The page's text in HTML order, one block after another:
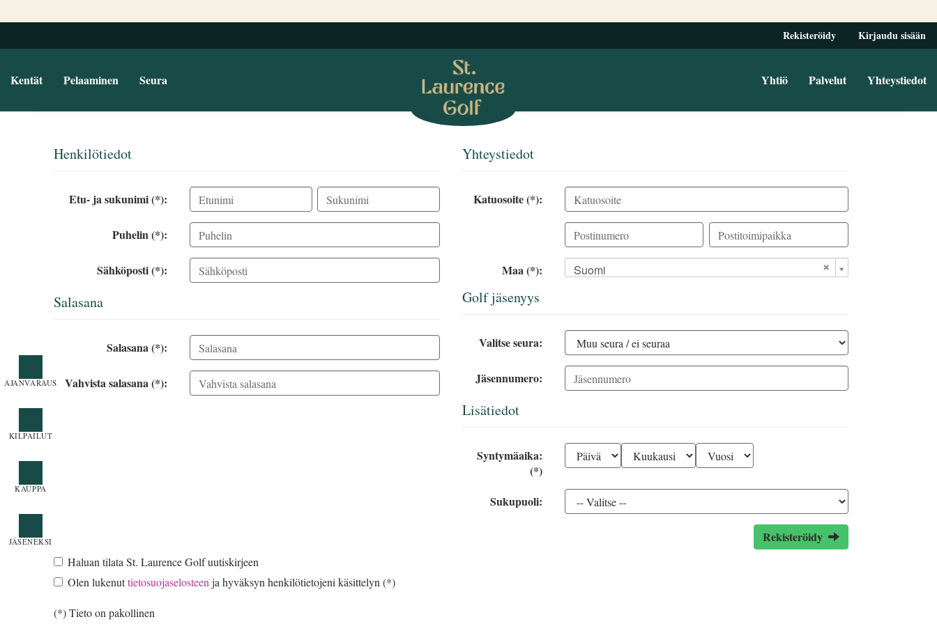
Rekisteröidy Kirjaudu sisään
Kentät Pelaaminen Seura Yhtiö Palvelut Yhteystiedot
Henkilötiedot
Etu- ja sukunimi (*):
Puhelin (*):
Sähköposti (*):
Salasana
Salasana (*):
Vahvista salasana (*):
Yhteystiedot
Katuosoite (*):
Maa (*): Suomi
Golf jäsenyys
Valitse seura:
Jäsennumero:
Lisätiedot
Syntymäaika:
(*)
Sukupuoli:
Rekisteröidy
Haluan tilata St. Laurence Golf uutiskirjeen
Olen lukenuttietosuojaselosteen ja hyväksyn henkilötietojeni käsittelyn (*)
(*) Tieto on pakollinen